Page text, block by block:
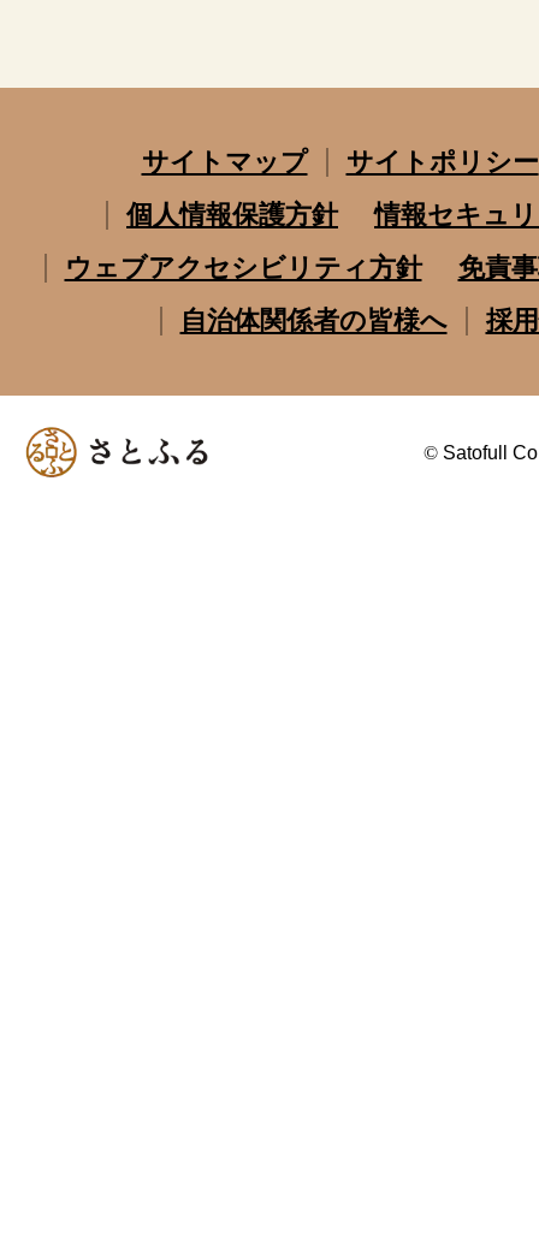
サイトマップ
サイトポリシー
個人情報保護方針
情報セキュ
ウェブアクセシビリティ方針
免責
自治体関係者の皆様へ
採
© Satofull